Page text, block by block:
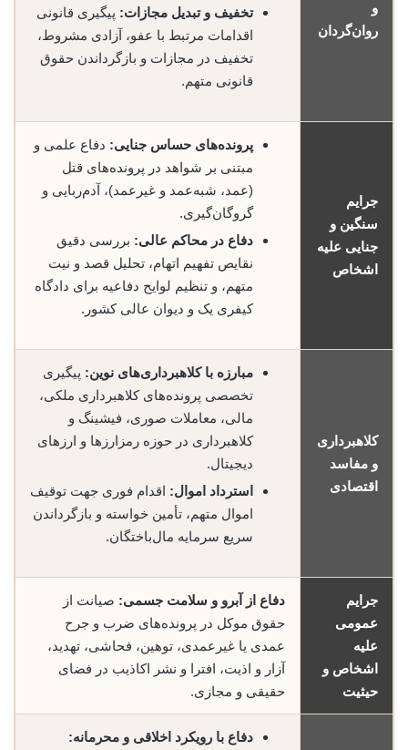
و
روان‌گردان
تخفیف و تبدیل مجازات: پیگیری قانونی
اقدامات مرتبط با عفو، آزادی مشروط،
تخفیف در مجازات و بازگرداندن حقوق
قانونی متهم.
جرایم
سنگین و
جنایی علیه
اشخاص
پرونده‌های حساس جنایی: دفاع علمی و
مبتنی بر شواهد در پرونده‌های قتل
(عمد، شبه‌عمد و غیرعمد)، آدم‌ربایی و
گروگان‌گیری.
دفاع در محاکم عالی: بررسی دقیق
نقایص تفهیم اتهام، تحلیل قصد و نیت
متهم، و تنظیم لوایح دفاعیه برای دادگاه
کیفری یک و دیوان عالی کشور.
کلاهبرداری
و مفاسد
اقتصادی
مبارزه با کلاهبرداری‌های نوین: پیگیری
تخصصی پرونده‌های کلاهبرداری ملکی،
مالی، معاملات صوری، فیشینگ و
کلاهبرداری در حوزه رمز‌ارزها و ارزهای
دیجیتال.
استرداد اموال: اقدام فوری جهت توقیف
اموال متهم، تأمین خواسته و بازگرداندن
سریع سرمایه مال‌باختگان.
جرایم
عمومی
علیه
اشخاص و
حیثیت
دفاع از آبرو و سلامت جسمی: صیانت از
حقوق موکل در پرونده‌های ضرب و جرح
عمدی یا غیرعمدی، توهین، فحاشی، تهدید،
آزار و اذیت، افترا و نشر اکاذیب در فضای
حقیقی و مجازی.
دفاع با رویکرد اخلاقی و محرمانه: